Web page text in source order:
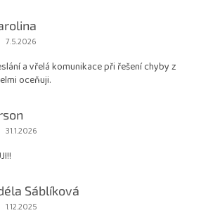
obchodu je 5 z 5 hvězdiček.
7.5.2026
a vřelá komunikace při řešení chyby z
oceňuji.
obchodu je 5 z 5 hvězdiček.
31.1.2026
Sáblíková
obchodu je 5 z 5 hvězdiček.
1.12.2025